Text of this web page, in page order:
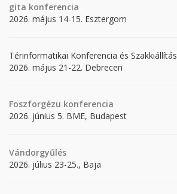
gita konferencia
2026. május 14-15. Esztergom
Térinformatikai Konferencia és Szakkiállítás
2026. május 21-22. Debrecen
Foszforgézu konferencia
2026. június 5. BME, Budapest
Vándorgyűlés
2026. július 23-25., Baja